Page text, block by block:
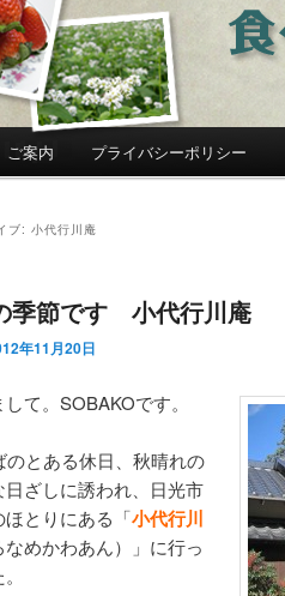
ンテンツへ移動
テンツへ移動
ご案内 プライバシーポリシー
ブ: 小代行川庵
季節です 小代行川庵
年11月20日
て。SOBAKOです。
とある休日、秋晴れの
日ざしに誘われ、日光市
ほとりにある「小代行川
なめかわあん）」に行っ